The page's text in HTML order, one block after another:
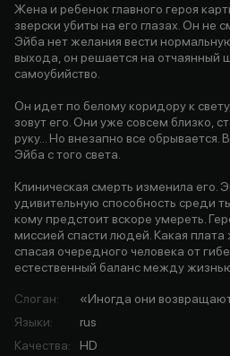
Жена и ребенок главного героя
зверски убиты на его глазах. Он не
Эйба нет желания вести
выхода, он решается на отчаянный
самоубийство.
Он идет по белому коридору к
зовут его. Они уже совсем близко,
руку... Но внезапно все
Эйба с того света.
Клиническая смерть изменила его.
удивительную способность среди
кому предстоит вскоре умереть.
миссией спасти людей. Какая
спасая очередного человека от
естественный баланс между
Слоган:
«Иногда они
Языки:
rus
Качества: HD